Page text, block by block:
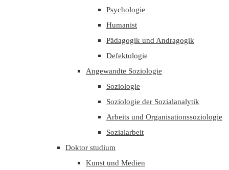
Psychologie
Humanist
Pädagogik und Andragogik
Defektologie
Angewandte Soziologie
Soziologie
Soziologie der Sozialanalytik
Arbeits und Organisationssoziologie
Sozialarbeit
Doktor studium
Kunst und Medien